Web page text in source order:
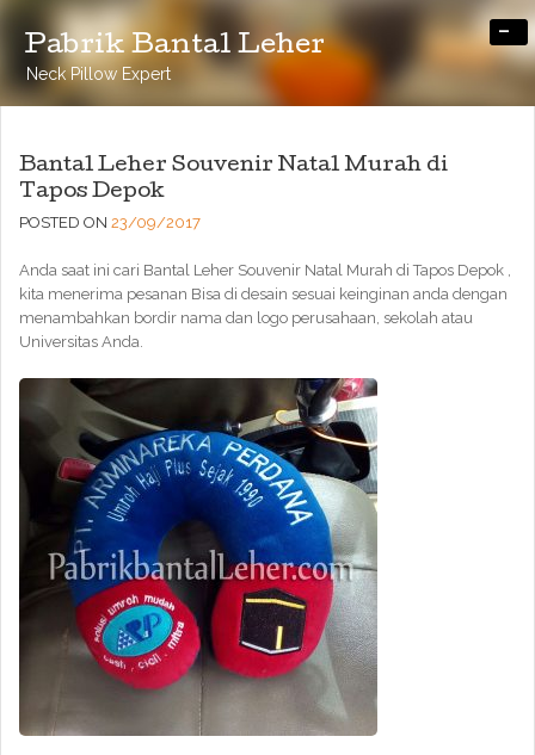
Pabrik Bantal Leher
Neck Pillow Expert
-
Bantal Leher Souvenir Natal Murah di
Tapos Depok
POSTED ON 23/09/2017
Anda saat ini cari Bantal Leher Souvenir Natal Murah di Tapos Depok ,
kita menerima pesanan Bisa di desain sesuai keinginan anda dengan
menambahkan bordir nama dan logo perusahaan, sekolah atau
Universitas Anda.